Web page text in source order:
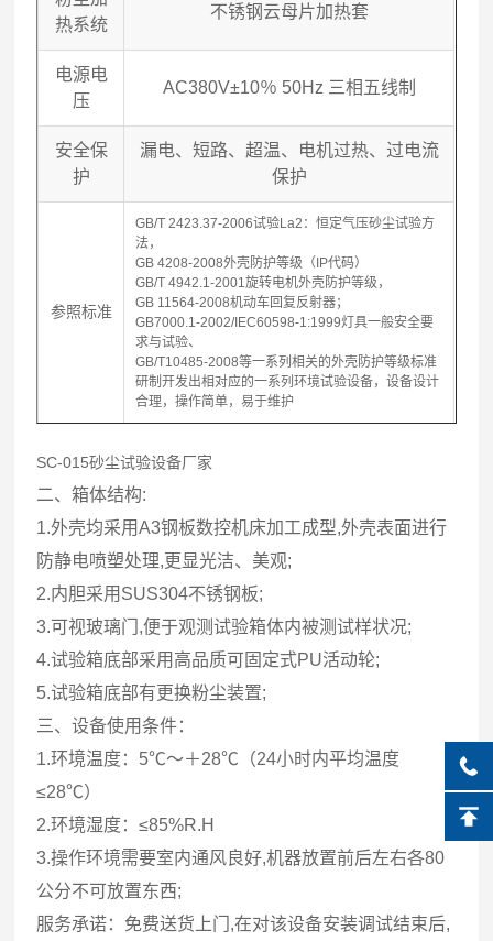
热系统
不锈钢云母片加热套
电源电
压
AC380V±10％ 50Hz 三相五线制
安全保
护
漏电、短路、超温、电机过热、过电流
保护
参照标准
GB/T 2423.37-2006试验La2：恒定气压砂尘试验方
法，
GB 4208-2008外壳防护等级（IP代码）
GB/T 4942.1-2001旋转电机外壳防护等级，
GB 11564-2008机动车回复反射器；
GB7000.1-2002/IEC60598-1:1999灯具一般安全要
求与试验、
GB/T10485-2008等一系列相关的外壳防护等级标准
研制开发出相对应的一系列环境试验设备，设备设计
合理，操作简单，易于维护
SC-015砂尘试验设备厂家
二、箱体结构:
1.外壳均采用A3钢板数控机床加工成型,外壳表面进行
防静电喷塑处理,更显光洁、美观;
2.内胆采用SUS304不锈钢板;
3.可视玻璃门,便于观测试验箱体内被测试样状况;
4.试验箱底部采用高品质可固定式PU活动轮;
5.试验箱底部有更换粉尘装置;
三、设备使用条件：
1.环境温度：5℃～＋28℃（24小时内平均温度
≤28℃）
2.环境湿度：≤85%R.H
3.操作环境需要室内通风良好,机器放置前后左右各80
公分不可放置东西;
服务承诺：免费送货上门,在对该设备安装调试结束后,